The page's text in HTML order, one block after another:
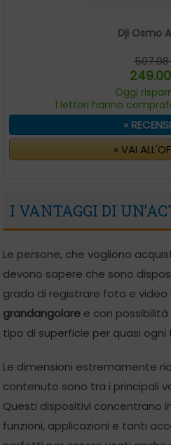
Dji Osmo
Oggi
1 lettori hanno
»
» VAI
I VANTAGGI DI
Le persone, che vogliono
devono sapere che sono
grado di registrare foto e video
grandangolare e con
tipo di superficie per quasi ogni
Le dimensioni estremamente
contenuto sono tra i principali
Questi dispositivi concentrano
funzioni, applicazioni e tanti